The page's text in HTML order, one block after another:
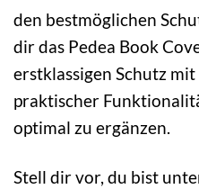
den bestmöglichen
dir das Pedea Book
erstklassigen Schutz
praktischer
optimal zu ergänzen.
Stell dir vor, du bist